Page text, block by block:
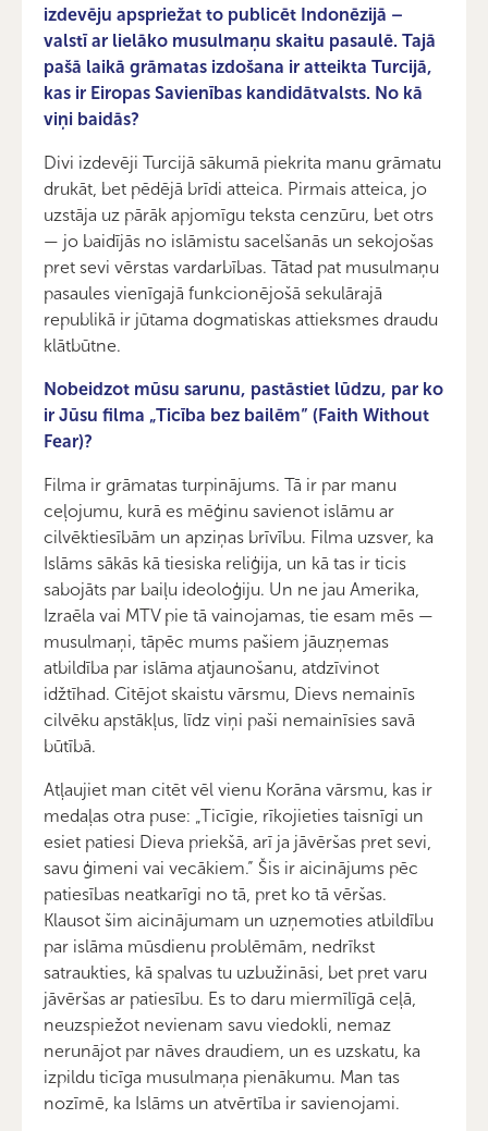
izdevēju apspriežat to publicēt Indonēzijā –
valstī ar lielāko musulmaņu skaitu pasaulē. Tajā
pašā laikā grāmatas izdošana ir atteikta Turcijā,
kas ir Eiropas Savienības kandidātvalsts. No kā
viņi baidās?
Divi izdevēji Turcijā sākumā piekrita manu grāmatu
drukāt, bet pēdējā brīdi atteica. Pirmais atteica, jo
uzstāja uz pārāk apjomīgu teksta cenzūru, bet otrs
— jo baidījās no islāmistu sacelšanās un sekojošas
pret sevi vērstas vardarbības. Tātad pat musulmaņu
pasaules vienīgajā funkcionējošā sekulārajā
republikā ir jūtama dogmatiskas attieksmes draudu
klātbūtne.
Nobeidzot mūsu sarunu, pastāstiet lūdzu, par ko
ir Jūsu filma „Ticība bez bailēm” (Faith Without
Fear)?
Filma ir grāmatas turpinājums. Tā ir par manu
ceļojumu, kurā es mēģinu savienot islāmu ar
cilvēktiesībām un apziņas brīvību. Filma uzsver, ka
Islāms sākās kā tiesiska reliģija, un kā tas ir ticis
sabojāts par baiļu ideoloģiju. Un ne jau Amerika,
Izraēla vai MTV pie tā vainojamas, tie esam mēs —
musulmaņi, tāpēc mums pašiem jāuzņemas
atbildība par islāma atjaunošanu, atdzīvinot
idžtīhad. Citējot skaistu vārsmu, Dievs nemainīs
cilvēku apstākļus, līdz viņi paši nemainīsies savā
būtībā.
Atļaujiet man citēt vēl vienu Korāna vārsmu, kas ir
medaļas otra puse: „Ticīgie, rīkojieties taisnīgi un
esiet patiesi Dieva priekšā, arī ja jāvēršas pret sevi,
savu ģimeni vai vecākiem.” Šis ir aicinājums pēc
patiesības neatkarīgi no tā, pret ko tā vēršas.
Klausot šim aicinājumam un uzņemoties atbildību
par islāma mūsdienu problēmām, nedrīkst
satraukties, kā spalvas tu uzbužināsi, bet pret varu
jāvēršas ar patiesību. Es to daru miermīlīgā ceļā,
neuzspiežot nevienam savu viedokli, nemaz
nerunājot par nāves draudiem, un es uzskatu, ka
izpildu ticīga musulmaņa pienākumu. Man tas
nozīmē, ka Islāms un atvērtība ir savienojami.